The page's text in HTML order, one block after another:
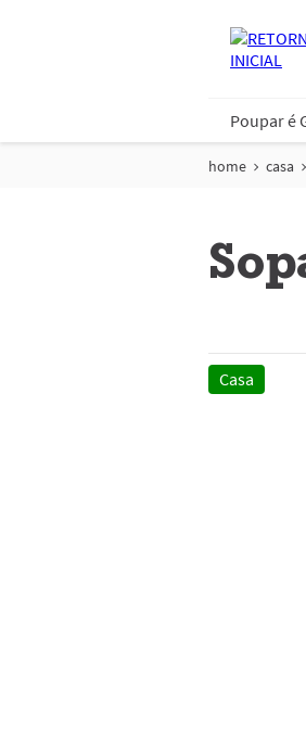
Poupar é
home casa
Casa